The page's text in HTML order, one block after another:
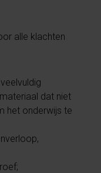
alle klachten
dat niet
het onderwijs te